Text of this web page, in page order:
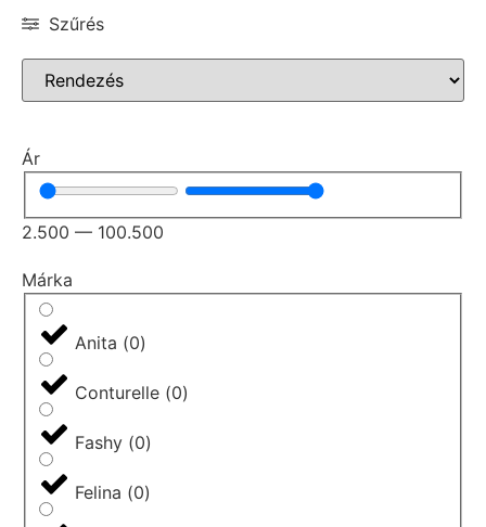
Szűrés
Ár
2.500 — 100.500
Márka
Anita (0)
Conturelle (0)
Fashy (0)
Felina (0)